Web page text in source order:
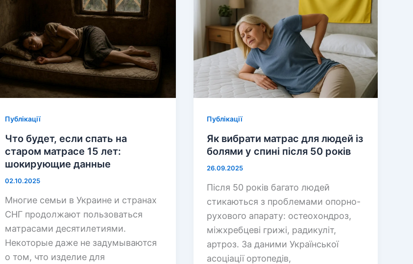
Публікації
Что будет, если спать на
старом матрасе 15 лет:
шокирующие данные
02.10.2025
Многие семьи в Украине и странах
СНГ продолжают пользоваться
матрасами десятилетиями.
Некоторые даже не задумываются
о том, что изделие для
Публікації
Як вибрати матрас для людей із
болями у спині після 50 років
26.09.2025
Після 50 років багато людей
стикаються з проблемами опорно-
рухового апарату: остеохондроз,
міжхребцеві грижі, радикуліт,
артроз. За даними Української
асоціації ортопедів,